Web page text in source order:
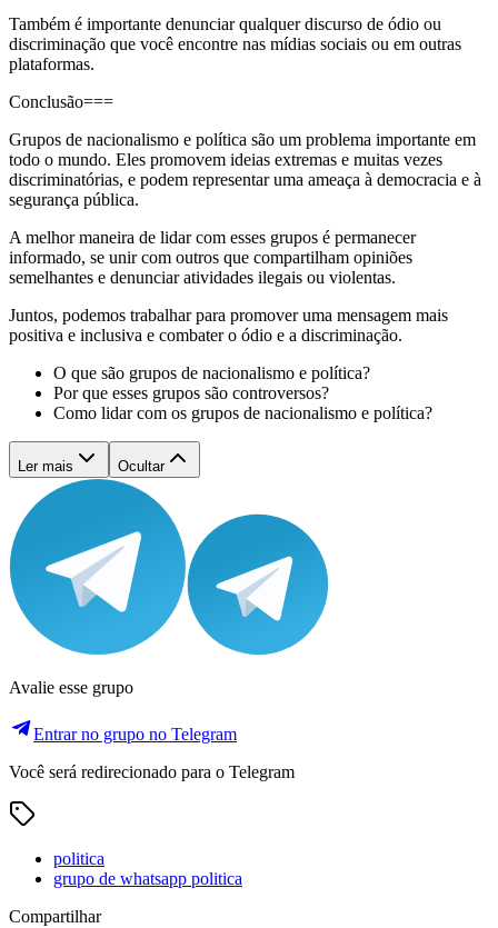
Também é importante denunciar qualquer discurso de ódio ou
discriminação que você encontre nas mídias sociais ou em outras
plataformas.
Conclusão===
Grupos de nacionalismo e política são um problema importante em
todo o mundo. Eles promovem ideias extremas e muitas vezes
discriminatórias, e podem representar uma ameaça à democracia e à
segurança pública.
A melhor maneira de lidar com esses grupos é permanecer
informado, se unir com outros que compartilham opiniões
semelhantes e denunciar atividades ilegais ou violentas.
Juntos, podemos trabalhar para promover uma mensagem mais
positiva e inclusiva e combater o ódio e a discriminação.
O que são grupos de nacionalismo e política?
Por que esses grupos são controversos?
Como lidar com os grupos de nacionalismo e política?
Ler mais Ocultar
Avalie esse grupo
Entrar no grupo no Telegram
Você será redirecionado para o Telegram
politica
grupo de whatsapp politica
Compartilhar